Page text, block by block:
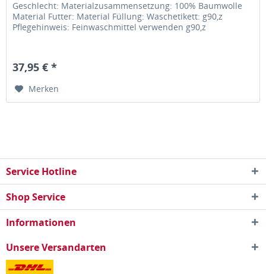
Geschlecht: Materialzusammensetzung: 100% Baumwolle
Material Futter: Material Füllung: Waschetikett: g90,z
Pflegehinweis: Feinwaschmittel verwenden g90,z
37,95 € *
Merken
Service Hotline
Shop Service
Informationen
Unsere Versandarten